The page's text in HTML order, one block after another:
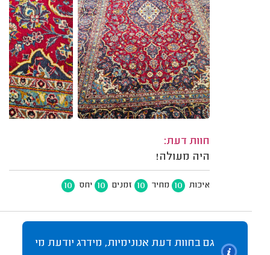
חוות דעת:
היה מעולה!
איכות 10 מחיר 10 זמנים 10 יחס 10
גם בחוות דעת אנונימיות, מידרג יודעת מי